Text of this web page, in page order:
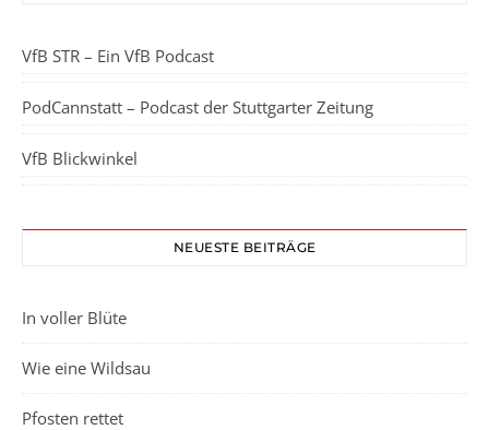
VfB STR – Ein VfB Podcast
PodCannstatt – Podcast der Stuttgarter Zeitung
VfB Blickwinkel
NEUESTE BEITRÄGE
In voller Blüte
Wie eine Wildsau
Pfosten rettet